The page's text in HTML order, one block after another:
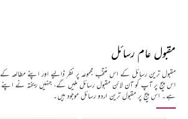
مقبول عام رسائل
مقبول ترین رسائل کے اس منتخب مجموعہ پر نظر ڈالیے اور اپنے مطالعہ کے
اس پیج پر آپ کو آن لائن مقبول رسائل ملیں گے، جنہیں ریختہ نے اپنے
ہے۔ اس پیج پر مقبول ترین اردو رسائل موجود ہیں۔